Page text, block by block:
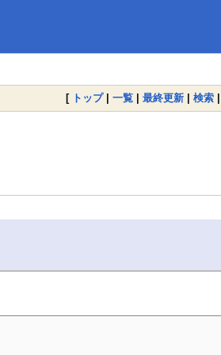
[ トップ| 一覧 | 最終更新 | 検索 |